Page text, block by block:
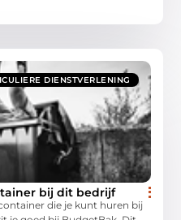
DIENSTVERLENING
bij dit bedrijf
die je kunt huren bij